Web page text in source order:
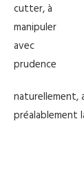
cutter, à
manipuler
avec
prudence
naturellement,
préalablement